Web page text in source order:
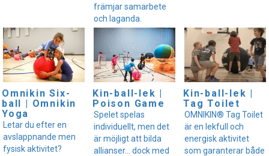
främjar samarbete
och laganda.
Omnikin Six-
ball | Omnikin
Yoga
Letar du efter en
avslappnande men
fysisk aktivitet?
Kin-ball-lek |
Poison Game
Spelet spelas
individuellt, men det
är möjligt att bilda
allianser... dock med
Kin-ball-lek |
Tag Toilet
OMNIKIN® Tag Toilet
är en lekfull och
energisk aktivitet
som garanterar både